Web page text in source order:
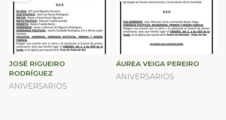
JOSÉ RIGUEIRO
RODRÍGUEZ
ANIVERSARIOS
ÁUREA VEIGA PEREIRO
ANIVERSARIOS